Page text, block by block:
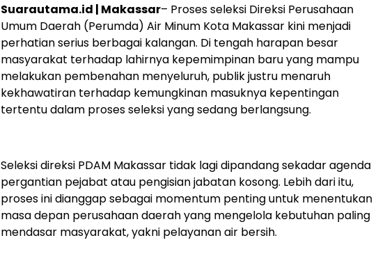
Suarautama.id | Makassar– Proses seleksi Direksi Perusahaan
Umum Daerah (Perumda) Air Minum Kota Makassar kini menjadi
perhatian serius berbagai kalangan. Di tengah harapan besar
masyarakat terhadap lahirnya kepemimpinan baru yang mampu
melakukan pembenahan menyeluruh, publik justru menaruh
kekhawatiran terhadap kemungkinan masuknya kepentingan
tertentu dalam proses seleksi yang sedang berlangsung.
Seleksi direksi PDAM Makassar tidak lagi dipandang sekadar agenda
pergantian pejabat atau pengisian jabatan kosong. Lebih dari itu,
proses ini dianggap sebagai momentum penting untuk menentukan
masa depan perusahaan daerah yang mengelola kebutuhan paling
mendasar masyarakat, yakni pelayanan air bersih.